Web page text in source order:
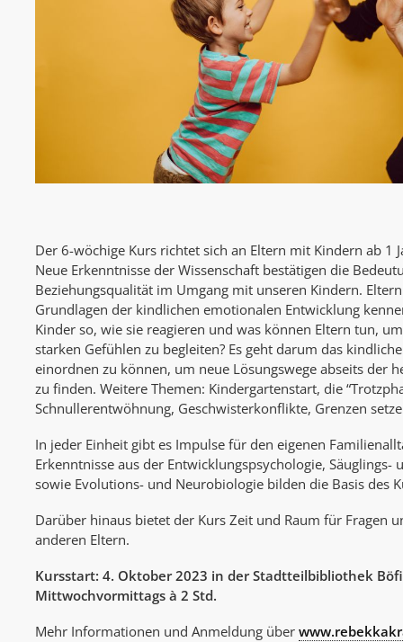
Der 6-wöchige Kurs richtet sich an Eltern mit Kindern ab 1
Neue Erkenntnisse der Wissenschaft bestätigen die
Beziehungsqualität im Umgang mit unseren Kindern.
Grundlagen der kindlichen emotionalen Entwicklung
Kinder so, wie sie reagieren und was können Eltern tun,
starken Gefühlen zu begleiten? Es geht darum das
einordnen zu können, um neue Lösungswege abseits der
zu finden. Weitere Themen: Kindergartenstart, die
Schnullerentwöhnung, Geschwisterkonflikte, Grenzen
In jeder Einheit gibt es Impulse für den eigenen
Erkenntnisse aus der Entwicklungspsychologie, Säuglings-
sowie Evolutions- und Neurobiologie bilden die Basis des
Darüber hinaus bietet der Kurs Zeit und Raum für Fragen
anderen Eltern.
Kursstart: 4. Oktober 2023 in der Stadtteilbibliothek
Mittwochvormittags à 2 Std.
Mehr Informationen und Anmeldung über